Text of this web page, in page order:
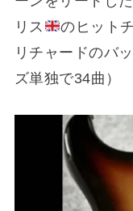
リス
のヒット
リチャードのバ
ズ単独で34曲）